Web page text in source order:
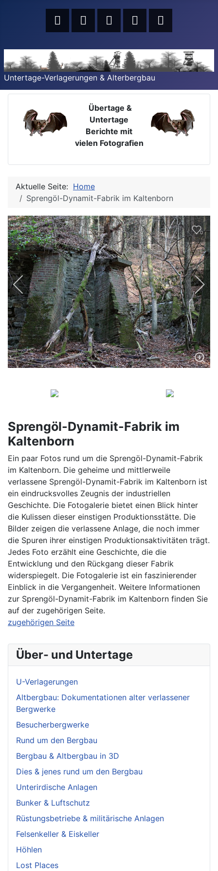
Untertage-Verlagerungen & Alterbergbau
Übertage &
Untertage
Berichte mit
vielen Fotografien
Aktuelle Seite: Home
Sprengöl-Dynamit-Fabrik im Kaltenborn
0
Sprengöl-Dynamit-Fabrik im
Kaltenborn
Ein paar Fotos rund um die Sprengöl-Dynamit-Fabrik
im Kaltenborn. Die geheime und mittlerweile
verlassene Sprengöl-Dynamit-Fabrik im Kaltenborn ist
ein eindrucksvolles Zeugnis der industriellen
Geschichte. Die Fotogalerie bietet einen Blick hinter
die Kulissen dieser einstigen Produktionsstätte. Die
Bilder zeigen die verlassene Anlage, die noch immer
die Spuren ihrer einstigen Produktionsaktivitäten trägt.
Jedes Foto erzählt eine Geschichte, die die
Entwicklung und den Rückgang dieser Fabrik
widerspiegelt. Die Fotogalerie ist ein faszinierender
Einblick in die Vergangenheit. Weitere Informationen
zur Sprengöl-Dynamit-Fabrik im Kaltenborn finden Sie
auf der zugehörigen Seite.
zugehörigen Seite
Über- und Untertage
U-Verlagerungen
Altbergbau: Dokumentationen alter verlassener
Bergwerke
Besucherbergwerke
Rund um den Bergbau
Bergbau & Altbergbau in 3D
Dies & jenes rund um den Bergbau
Unterirdische Anlagen
Bunker & Luftschutz
Rüstungsbetriebe & militärische Anlagen
Felsenkeller & Eiskeller
Höhlen
Lost Places